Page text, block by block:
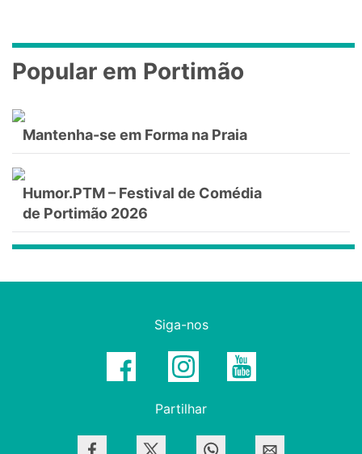
Popular em Portimão
Mantenha-se em Forma na Praia
Humor.PTM – Festival de Comédia
de Portimão 2026
Siga-nos
Partilhar